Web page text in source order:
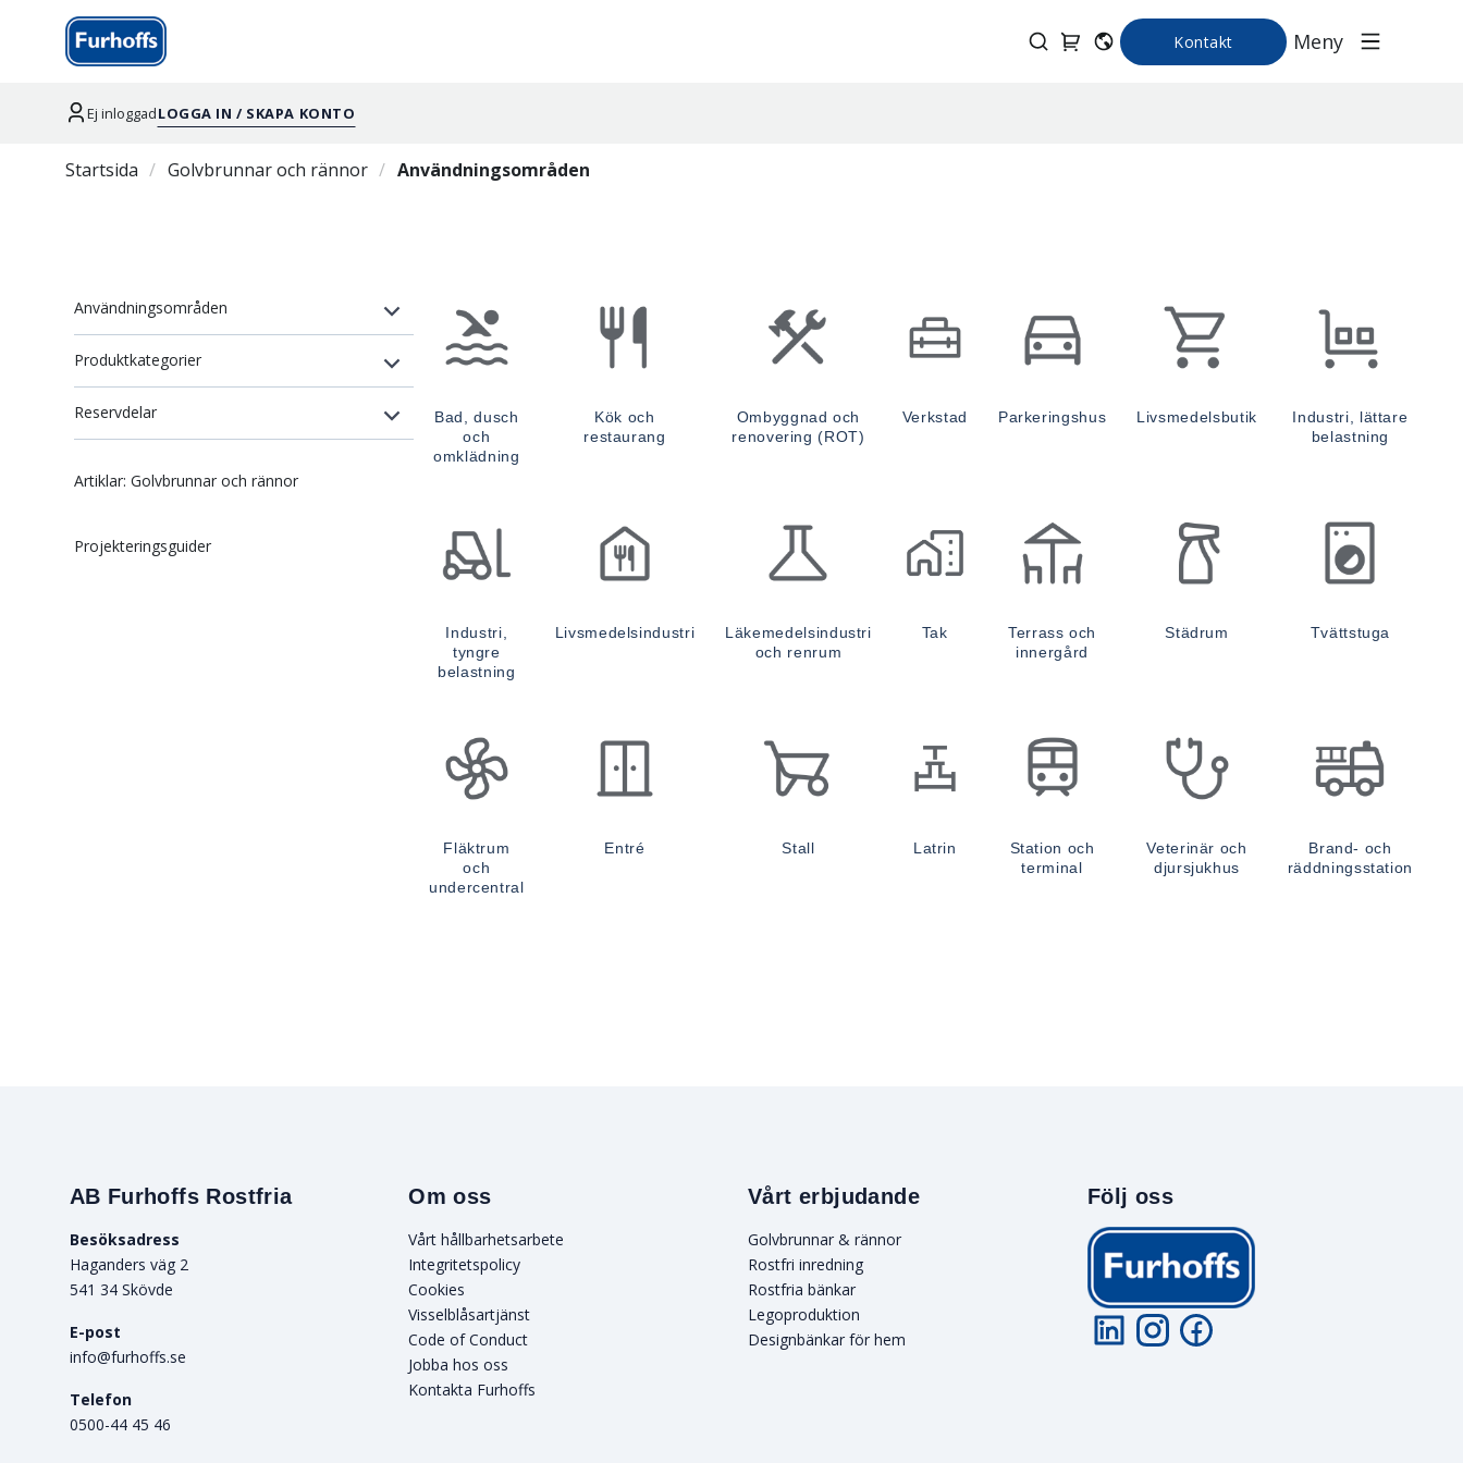
Kontakt Meny
Ej inloggadLOGGA IN / SKAPA KONTO
Startsida Golvbrunnar och rännor Användningsområden
Användningsområden
Produktkategorier
Reservdelar
Artiklar: Golvbrunnar och rännor
Projekteringsguider
Bad, dusch
och
omklädning
Kök och
restaurang
Ombyggnad och
renovering (ROT)
Verkstad Parkeringshus Livsmedelsbutik
Industri, lättare
belastning
Industri,
tyngre
belastning
Livsmedelsindustri
Läkemedelsindustri
och renrum
Tak
Terrass och
innergård
Städrum Tvättstuga
Fläktrum
och
undercentral
Entré Stall Latrin
Station och
terminal
Veterinär och
djursjukhus
Brand- och
räddningsstation
AB Furhoffs Rostfria
Besöksadress
Haganders väg 2
541 34 Skövde
E-post
info@furhoffs.se
Telefon
0500-44 45 46
Om oss
Vårt hållbarhetsarbete
Integritetspolicy
Cookies
Visselblåsartjänst
Code of Conduct
Jobba hos oss
Kontakta Furhoffs
Vårt erbjudande
Golvbrunnar & rännor
Rostfri inredning
Rostfria bänkar
Legoproduktion
Designbänkar för hem
Följ oss